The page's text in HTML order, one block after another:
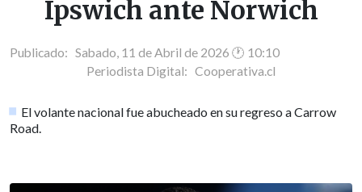
Ipswich ante Norwich
Publicado: Sabado, 11 de Abril de 2026 🕐 10:10
Periodista Digital: Cooperativa.cl
El volante nacional fue abucheado en su regreso a Carrow
Road.